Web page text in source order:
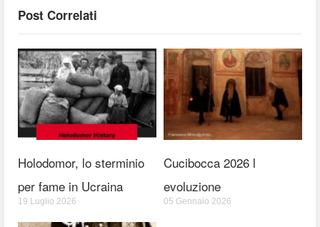
Post Correlati
Holodomor, lo sterminio
per fame in Ucraina
19 Luglio 2026
Cucibocca 2026 l
evoluzione
05 Gennaio 2026